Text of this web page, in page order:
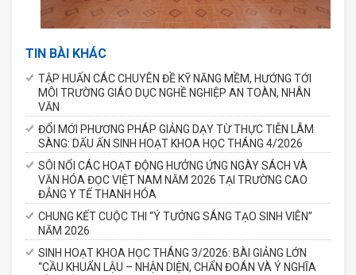
TIN BÀI KHÁC
TẬP HUẤN CÁC CHUYÊN ĐỀ KỸ NĂNG MỀM, HƯỚNG TỚI
MÔI TRƯỜNG GIÁO DỤC NGHỀ NGHIỆP AN TOÀN, NHÂN
VĂN
ĐỔI MỚI PHƯƠNG PHÁP GIẢNG DẠY TỪ THỰC TIỄN LÂM
SÀNG: DẤU ẤN SINH HOẠT KHOA HỌC THÁNG 4/2026
SÔI NỔI CÁC HOẠT ĐỘNG HƯỞNG ỨNG NGÀY SÁCH VÀ
VĂN HÓA ĐỌC VIỆT NAM NĂM 2026 TẠI TRƯỜNG CAO
ĐẲNG Y TẾ THANH HÓA
CHUNG KẾT CUỘC THI “Ý TƯỞNG SÁNG TẠO SINH VIÊN”
NĂM 2026
SINH HOẠT KHOA HỌC THÁNG 3/2026: BÀI GIẢNG LỚN
“CẦU KHUẨN LẬU – NHẬN DIỆN, CHẨN ĐOÁN VÀ Ý NGHĨA